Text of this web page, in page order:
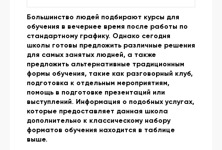
Большинство людей подбирают курсы для
обучения в вечернее время после работы по
стандартному графику. Однако сегодня
школы готовы предложить различные решения
для самых занятых людней, а также
предложить альтернативные традиционным
формы обучения, такие как разговорный клуб,
подготовка к отдельным мероприятиям,
помощь в подготовке презентаций или
выступлений. Информация о подобных услугах,
которые предоставляет данная школа
дополнительно к классическому набору
форматов обучения находится в таблице
выше.